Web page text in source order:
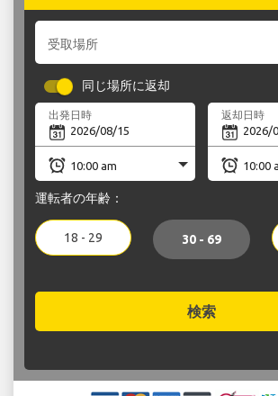
受取場所
同じ場所に返却
出発日時 返却日時
運転者の年齢：
18 - 29 30 - 69
検索